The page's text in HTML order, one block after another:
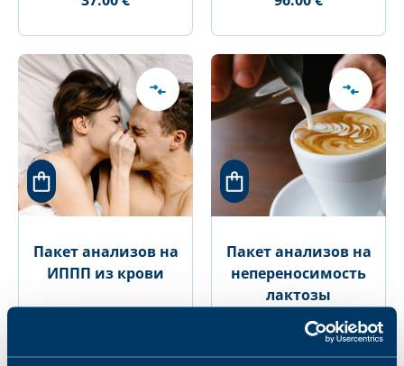
Пакет анализов на
ИППП из крови
Пакет анализов на
непереносимость
лактозы
80.00 €